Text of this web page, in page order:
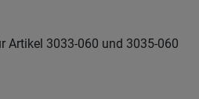
Artikel 3033-060 und 3035-060